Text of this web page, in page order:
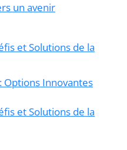
un avenir
et Solutions de la
Options Innovantes
et Solutions de la